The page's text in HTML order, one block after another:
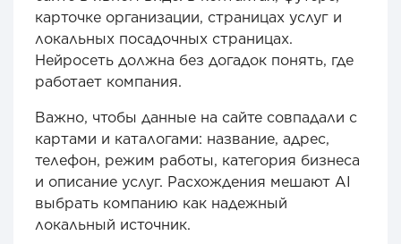
карточке организации, страницах услуг и
локальных посадочных страницах.
Нейросеть должна без догадок понять, где
работает компания.
Важно, чтобы данные на сайте совпадали с
картами и каталогами: название, адрес,
телефон, режим работы, категория бизнеса
и описание услуг. Расхождения мешают AI
выбрать компанию как надежный
локальный источник.